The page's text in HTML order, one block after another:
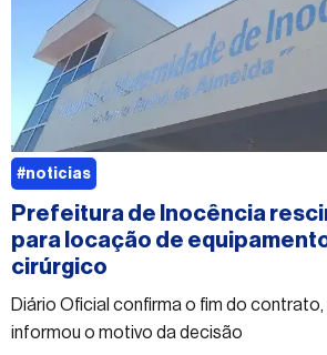
Prefeitura de Inocência
para locação de
cirúrgico
Diário Oficial confirma o fim do
informou o motivo da decisão
#noticias